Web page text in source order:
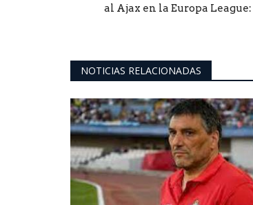
al Ajax en la Europa League:
NOTICIAS RELACIONADAS